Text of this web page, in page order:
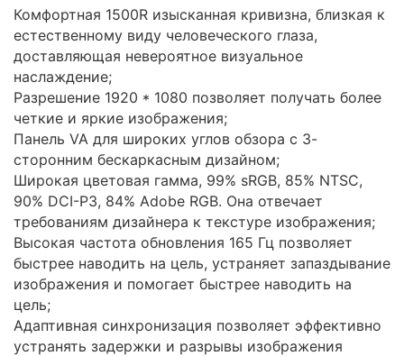
Комфортная 1500R изысканная кривизна, близкая к
естественному виду человеческого глаза,
доставляющая невероятное визуальное
наслаждение;
Разрешение 1920 * 1080 позволяет получать более
четкие и яркие изображения;
Панель VA для широких углов обзора с 3-
сторонним бескаркасным дизайном;
Широкая цветовая гамма, 99% sRGB, 85% NTSC,
90% DCI-P3, 84% Adobe RGB. Она отвечает
требованиям дизайнера к текстуре изображения;
Высокая частота обновления 165 Гц позволяет
быстрее наводить на цель, устраняет запаздывание
изображения и помогает быстрее наводить на
цель;
Адаптивная синхронизация позволяет эффективно
устранять задержки и разрывы изображения